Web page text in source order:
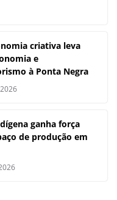
criativa leva
e
à Ponta Negra
ganha força
de produção em